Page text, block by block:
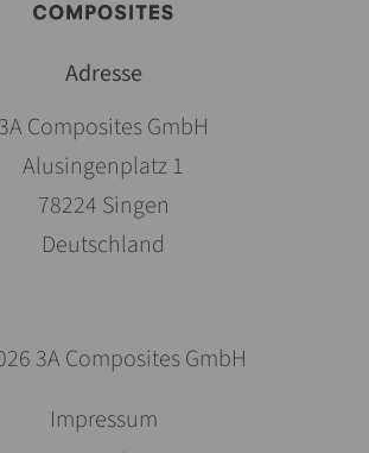
Adresse
3A Composites GmbH
Alusingenplatz 1
78224 Singen
Deutschland
3A Composites GmbH
Impressum